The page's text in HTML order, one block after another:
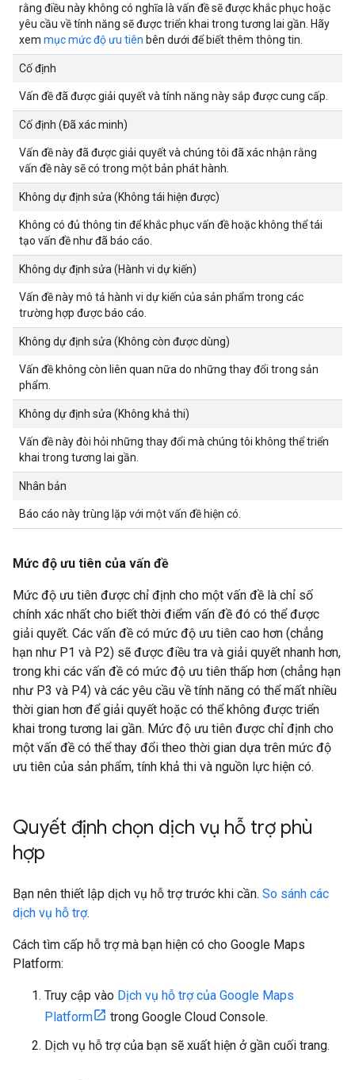
rằng điều này không có nghĩa là vấn đề sẽ được khắc phục hoặc
yêu cầu về tính năng sẽ được triển khai trong tương lai gần. Hãy
xem mục mức độ ưu tiên bên dưới để biết thêm thông tin.
Cố định
Vấn đề đã được giải quyết và tính năng này sắp được cung cấp.
Cố định (Đã xác minh)
Vấn đề này đã được giải quyết và chúng tôi đã xác nhận rằng
vấn đề này sẽ có trong một bản phát hành.
Không dự định sửa (Không tái hiện được)
Không có đủ thông tin để khắc phục vấn đề hoặc không thể tái
tạo vấn đề như đã báo cáo.
Không dự định sửa (Hành vi dự kiến)
Vấn đề này mô tả hành vi dự kiến của sản phẩm trong các
trường hợp được báo cáo.
Không dự định sửa (Không còn được dùng)
Vấn đề không còn liên quan nữa do những thay đổi trong sản
phẩm.
Không dự định sửa (Không khả thi)
Vấn đề này đòi hỏi những thay đổi mà chúng tôi không thể triển
khai trong tương lai gần.
Nhân bản
Báo cáo này trùng lặp với một vấn đề hiện có.
Mức độ ưu tiên của vấn đề
Mức độ ưu tiên được chỉ định cho một vấn đề là chỉ số
chính xác nhất cho biết thời điểm vấn đề đó có thể được
giải quyết. Các vấn đề có mức độ ưu tiên cao hơn (chẳng
hạn như P1 và P2) sẽ được điều tra và giải quyết nhanh hơn,
trong khi các vấn đề có mức độ ưu tiên thấp hơn (chẳng hạn
như P3 và P4) và các yêu cầu về tính năng có thể mất nhiều
thời gian hơn để giải quyết hoặc có thể không được triển
khai trong tương lai gần. Mức độ ưu tiên được chỉ định cho
một vấn đề có thể thay đổi theo thời gian dựa trên mức độ
ưu tiên của sản phẩm, tính khả thi và nguồn lực hiện có.
Quyết định chọn dịch vụ hỗ trợ phù
hợp
Bạn nên thiết lập dịch vụ hỗ trợ trước khi cần. So sánh các
dịch vụ hỗ trợ.
Cách tìm cấp hỗ trợ mà bạn hiện có cho Google Maps
Platform:
Truy cập vào Dịch vụ hỗ trợ của Google Maps
Platform
trong Google Cloud Console.
Dịch vụ hỗ trợ của bạn sẽ xuất hiện ở gần cuối trang.